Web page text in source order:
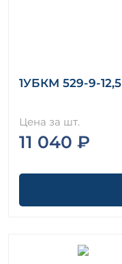
1УБКМ 529-9-12,5
Цена за шт.
11 040 ₽